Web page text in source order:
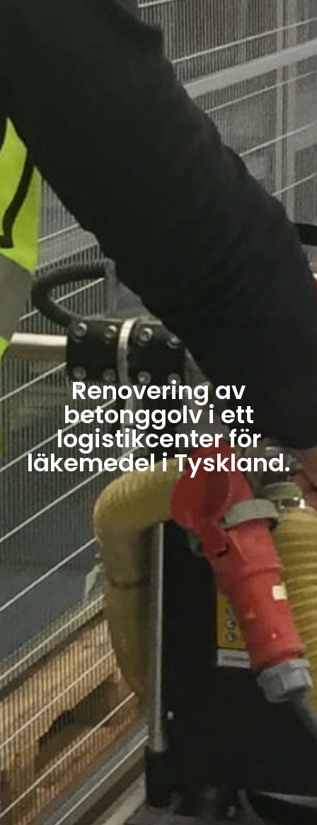
Renovering av
betonggolv i ett
logistikcenter för
läkemedel i Tyskland.